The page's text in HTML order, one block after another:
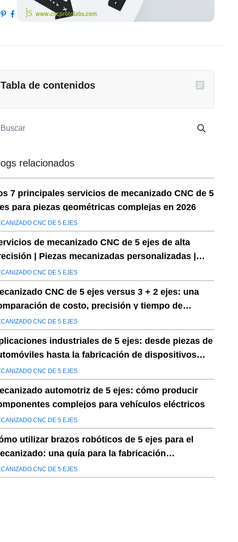
Tabla de contenidos
relacionados
7 principales servicios de mecanizado CNC de 5
para piezas geométricas complejas en 2026
CNC DE 5 EJES
de mecanizado CNC de 5 ejes de alta
| Piezas mecanizadas personalizadas |
instantáneos
CNC DE 5 EJES
CNC de 5 ejes versus 3 + 2 ejes: una
de costo, precisión y tiempo de
CNC DE 5 EJES
industriales de 5 ejes: desde piezas de
hasta la fabricación de dispositivos
CNC DE 5 EJES
automotriz de 5 ejes: cómo producir
complejos para vehículos eléctricos
CNC DE 5 EJES
utilizar brazos robóticos de 5 ejes para el
una guía para la fabricación
y la selección de proveedores
CNC DE 5 EJES